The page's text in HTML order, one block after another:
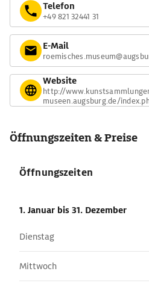
Telefon
+49 821 32441 31
E-Mail
Website
http://
museen.augsburg.de/
Öffnungszeiten & Preise
Öffnungszeiten
1. Januar bis 31. Dezember
Dienstag
Mittwoch